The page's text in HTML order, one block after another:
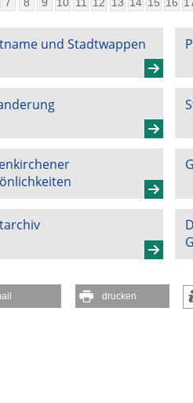
und Stadtwappen
drucken